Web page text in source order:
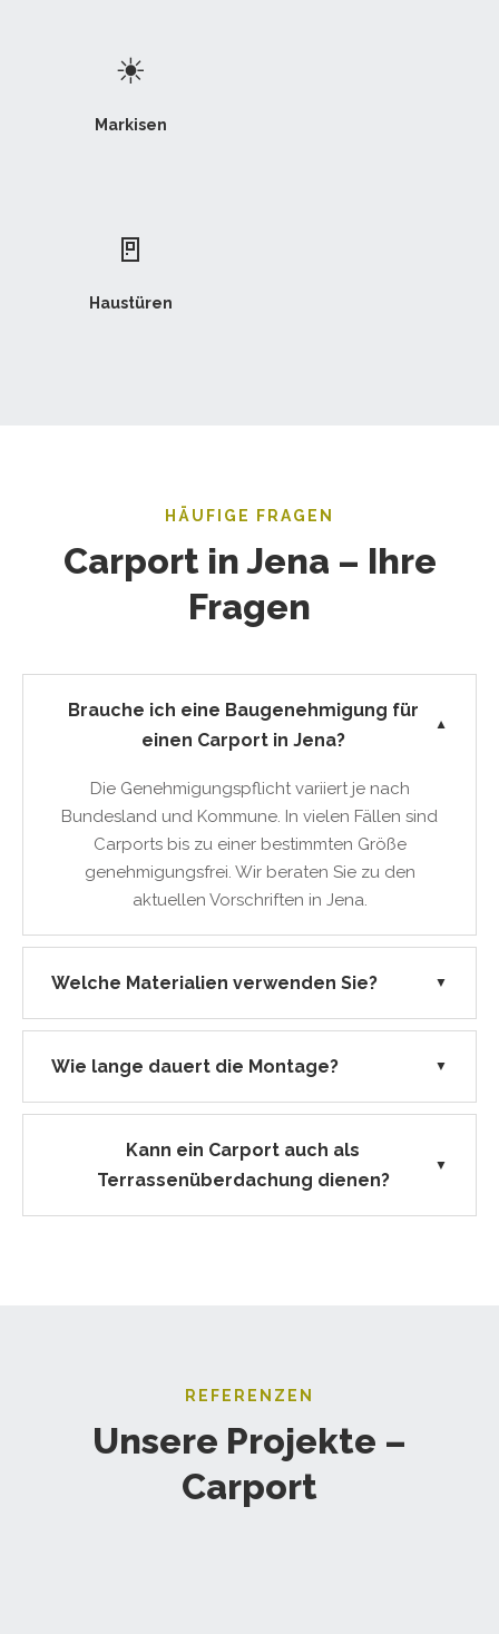
☀
Markisen
🚪
Haustüren
HÄUFIGE FRAGEN
Carport in Jena – Ihre
Fragen
Brauche ich eine Baugenehmigung für
einen Carport in Jena?
▼
Die Genehmigungspflicht variiert je nach
Bundesland und Kommune. In vielen Fällen sind
Carports bis zu einer bestimmten Größe
genehmigungsfrei. Wir beraten Sie zu den
aktuellen Vorschriften in Jena.
Welche Materialien verwenden Sie? ▼
Wie lange dauert die Montage? ▼
Kann ein Carport auch als
Terrassenüberdachung dienen?
▼
REFERENZEN
Unsere Projekte –
Carport